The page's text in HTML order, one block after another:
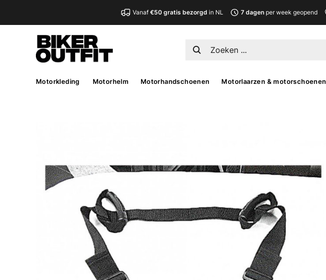
Vanaf€50 gratis bezorgd in NL 7 dagenper week geopend
Motorkleding Motorhelm Motorhandschoenen Motorlaarzen & motorschoenen